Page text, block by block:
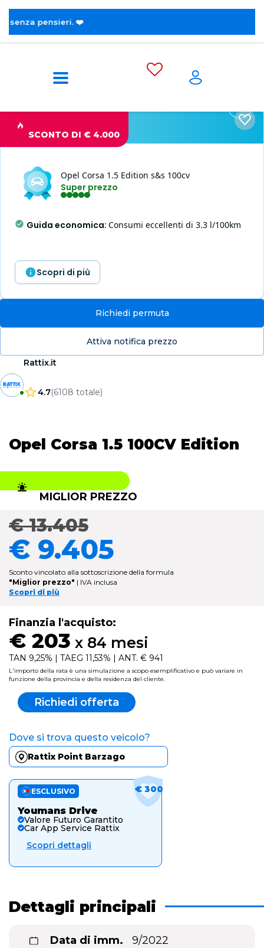
SCONTO DI € 4.000
Opel Corsa 1.5 Edition s&s 100cv
Super prezzo
Guida economica: Consumi eccellenti di 3.3 l/100km
Scopri di più
Richiedi permuta
Attiva notifica prezzo
Rattix.it
4.7(6108 totale)
Opel Corsa 1.5 100CV Edition
MIGLIOR PREZZO
€ 13.405
€ 9.405
Sconto vincolato alla sottoscrizione della formula
"Miglior prezzo" | IVA inclusa
Scopri di più
Finanzia l'acquisto:
€ 203 x 84 mesi
TAN 9,25% | TAEG 11,53% | ANT. € 941
L'importo della rata è una simulazione a scopo esemplificativo e può variare in
funzione della provincia e della residenza del cliente.
Richiedi offerta
Dove si trova questo veicolo?
Rattix Point Barzago
€ 300
ESCLUSIVO
Youmans Drive
Valore Futuro Garantito
Car App Service Rattix
Scopri dettagli
Dettagli principali
Data di imm. 9/2022